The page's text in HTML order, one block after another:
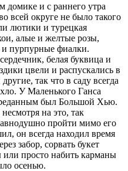
домике и с раннего утра
всей округе не было такого
лютики и турецкая
алые и желтые розы,
и пурпурные фиалки.
белая буквица и
цвели и распускались в
так что в саду всегда
У Маленького Ганса
был Большой Хью.
на это, так
пройти мимо его
он всегда находил время
забор, сорвать букет
просто набить карманы
осенью.